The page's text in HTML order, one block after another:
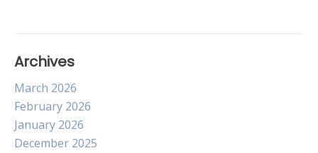
Archives
March 2026
February 2026
January 2026
December 2025